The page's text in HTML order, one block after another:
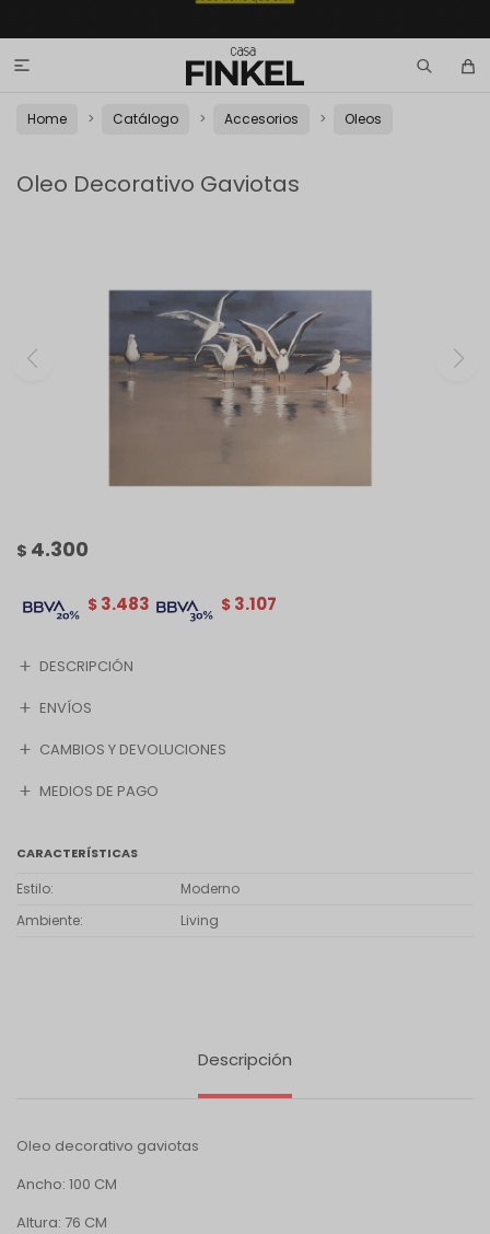

Home Catálogo Accesorios Oleos
Oleo Decorativo Gaviotas
$ 4.300
$ 3.107
$ 3.483
DESCRIPCIÓN
ENVÍOS
CAMBIOS Y DEVOLUCIONES
MEDIOS DE PAGO
CARACTERÍSTICAS
Estilo
Moderno
Ambiente
Living
Descripción
Oleo decorativo gaviotas
Ancho: 100 CM
Altura: 76 CM